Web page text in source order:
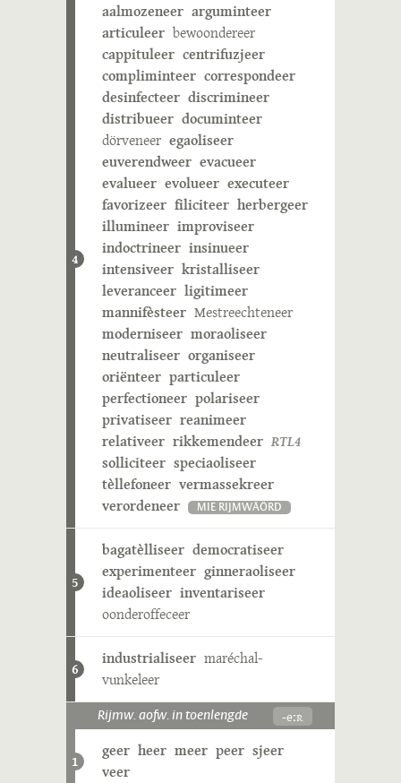
4
aalmozeneer arguminteer
articuleer bewoondereer
cappituleer centrifuzjeer
compliminteer correspondeer
desinfecteer discrimineer
distribueer documinteer
dörveneer egaoliseer
euverendweer evacueer
evalueer evolueer executeer
favorizeer filiciteer herbergeer
illumineer improviseer
indoctrineer insinueer
intensiveer kristalliseer
leveranceer ligitimeer
mannifèsteer Mestreechteneer
moderniseer moraoliseer
neutraliseer organiseer
oriënteer particuleer
perfectioneer polariseer
privatiseer reanimeer
relativeer rikkemendeer RTL4
solliciteer speciaoliseer
tèllefoneer vermassekreer
verordeneer
MIE RIJMWÄÖRD
5
bagatèlliseer democratiseer
experimenteer ginneraoliseer
ideaoliseer inventariseer
oonderoffeceer
6
industrialiseer maréchal-
vunkeleer
Rijmw. aofw. in toenlengde -eːʀ
1
geer heer meer peer sjeer
veer